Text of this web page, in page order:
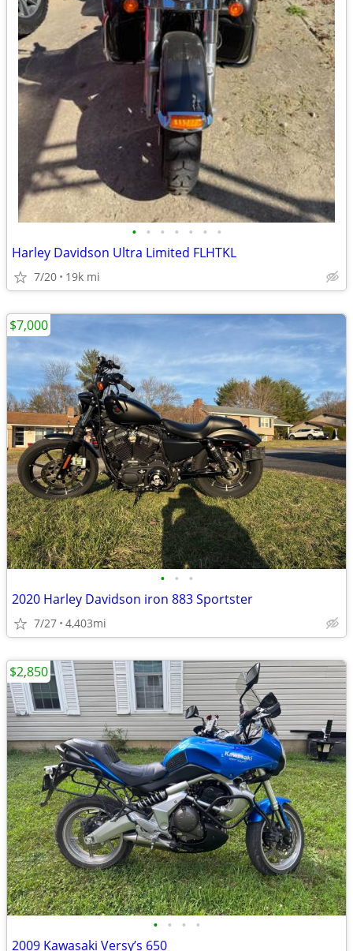
• • • • • • •
Harley Davidson Ultra Limited FLHTKL
7/20 19k mi
• • •
2020 Harley Davidson iron 883 Sportster
7/27 4,403mi
$7,000
• • • •
2009 Kawasaki Versy’s 650
$2,850